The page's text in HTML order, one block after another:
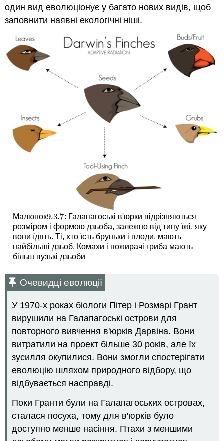
один вид еволюціонує у багато нових видів, щоб
заповнити наявні екологічні ніші.
Малюнок9.3.7
9.3.7: Галапагоські в'юрки відрізняються
розміром і формою дзьоба, залежно від типу їжі, яку
вони їдять. Ті, хто їсть бруньки і плоди, мають
найбільші дзьоб. Комахи і пожирачі гриба мають
більш вузькі дзьоби
Очевидці еволюції
У 1970-х роках біологи Пітер і Розмарі Грант
вирушили на Галапагоські острови для
повторного вивчення в'юрків Дарвіна. Вони
витратили на проект більше 30 років, але їх
зусилля окупилися. Вони змогли спостерігати
еволюцію шляхом природного відбору, що
відбувається насправді.
Поки Гранти були на Галапагоських островах,
сталася посуха, тому для в'юрків було
доступно менше насіння. Птахи з меншими